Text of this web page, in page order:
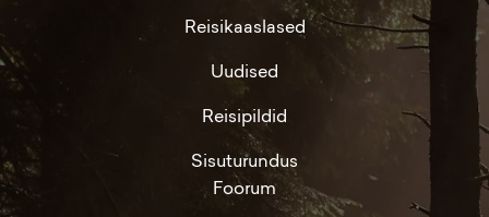
Reisikaaslased
Uudised
Reisipildid
Sisuturundus
Foorum